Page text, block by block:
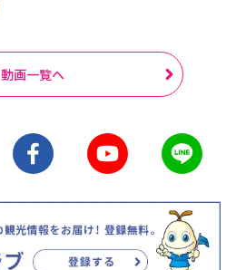
動画一覧へ